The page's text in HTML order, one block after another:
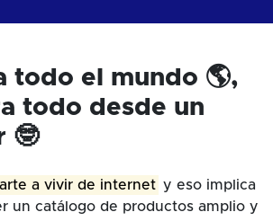
todo el mundo 🌎,
todo desde un
🤓
a vivir de internet y eso implica
un catálogo de productos amplio y